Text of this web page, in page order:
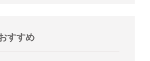
すすめ